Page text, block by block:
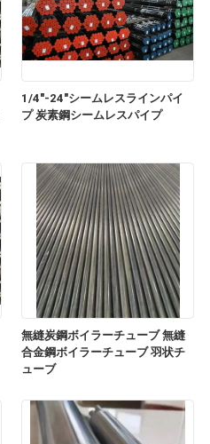
1/4"-24"シームレスラインパイ
プ 炭素鋼シームレスパイプ
無縫炭鋼ボイラーチューブ 無縫
合金鋼ボイラーチューブ 羽状チ
ューブ